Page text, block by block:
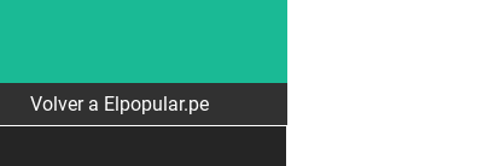
Volver a Elpopular.pe